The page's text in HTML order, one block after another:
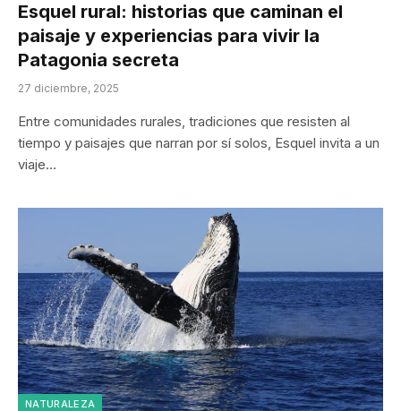
Esquel rural: historias que caminan el
paisaje y experiencias para vivir la
Patagonia secreta
27 diciembre, 2025
Entre comunidades rurales, tradiciones que resisten al
tiempo y paisajes que narran por sí solos, Esquel invita a un
viaje…
NATURALEZA